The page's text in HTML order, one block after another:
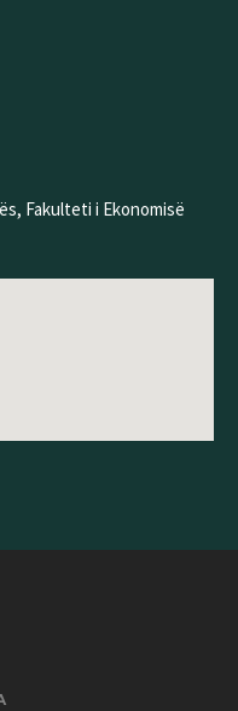
Fakulteti i Ekonomisë